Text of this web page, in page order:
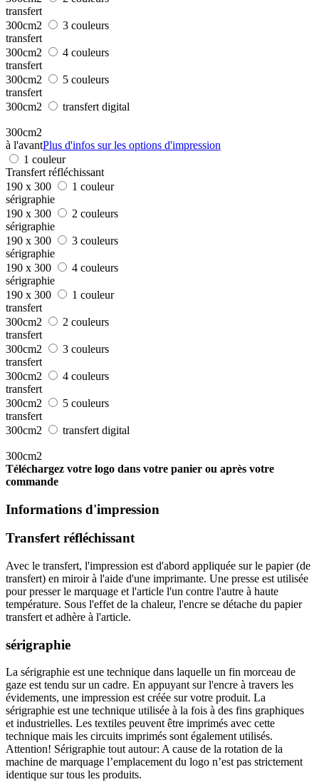
transfert
300cm2
3 couleurs
transfert
300cm2
4 couleurs
transfert
300cm2
5 couleurs
transfert
300cm2
transfert digital
300cm2
à l'avantPlus d'infos sur les options d'impression
1 couleur
Transfert réfléchissant
190 x 300
1 couleur
sérigraphie
190 x 300
2 couleurs
sérigraphie
190 x 300
3 couleurs
sérigraphie
190 x 300
4 couleurs
sérigraphie
190 x 300
1 couleur
transfert
300cm2
2 couleurs
transfert
300cm2
3 couleurs
transfert
300cm2
4 couleurs
transfert
300cm2
5 couleurs
transfert
300cm2
transfert digital
300cm2
Téléchargez votre logo dans votre panier ou après votre
commande
Informations d'impression
Transfert réfléchissant
Avec le transfert, l'impression est d'abord appliquée sur le papier (de
transfert) en miroir à l'aide d'une imprimante. Une presse est utilisée
pour presser le marquage et l'article l'un contre l'autre à haute
température. Sous l'effet de la chaleur, l'encre se détache du papier
transfert et adhère à l'article.
sérigraphie
La sérigraphie est une technique dans laquelle un fin morceau de
gaze est tendu sur un cadre. En appuyant sur l'encre à travers les
évidements, une impression est créée sur votre produit. La
sérigraphie est une technique utilisée à la fois à des fins graphiques
et industrielles. Les textiles peuvent être imprimés avec cette
technique mais les circuits imprimés sont également utilisés.
Attention! Sérigraphie tout autour: A cause de la rotation de la
machine de marquage l’emplacement du logo n’est pas strictement
identique sur tous les produits.